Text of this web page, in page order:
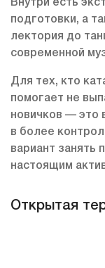
Внутри есть
подготовки, а
лектория до
современной
Для тех, кто
помогает не
новичков — это
в более
вариант занять
настоящим
Открытая